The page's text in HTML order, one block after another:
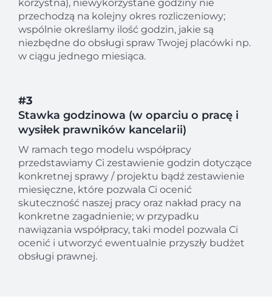
korzystna), niewykorzystane godziny nie
przechodzą na kolejny okres rozliczeniowy;
wspólnie określamy ilość godzin, jakie są
niezbędne do obsługi spraw Twojej placówki np.
w ciągu jednego miesiąca.
#3
Stawka godzinowa (w oparciu o pracę i
wysiłek prawników kancelarii)
W ramach tego modelu współpracy
przedstawiamy Ci zestawienie godzin dotyczące
konkretnej sprawy / projektu bądź zestawienie
miesięczne, które pozwala Ci ocenić
skuteczność naszej pracy oraz nakład pracy na
konkretne zagadnienie; w przypadku
nawiązania współpracy, taki model pozwala Ci
ocenić i utworzyć ewentualnie przyszły budżet
obsługi prawnej.